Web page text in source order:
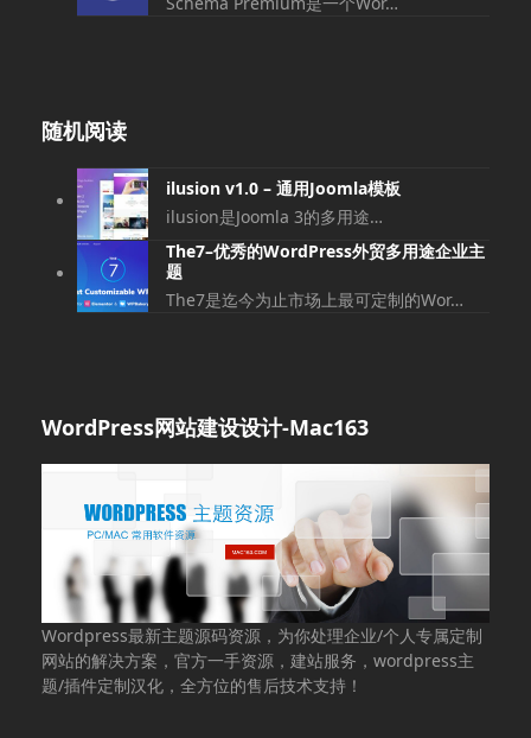
随机阅读
ilusion v1.0 – 通用Joomla模板
ilusion是Joomla 3的多用途…
The7–优秀的WordPress外贸多用途企业主
题
The7是迄今为止市场上最可定制的Wor…
WordPress网站建设设计-Mac163
Wordpress最新主题源码资源，为你处理企业/个人专属定制
网站的解决方案，官方一手资源，建站服务，wordpress主
题/插件定制汉化，全方位的售后技术支持！